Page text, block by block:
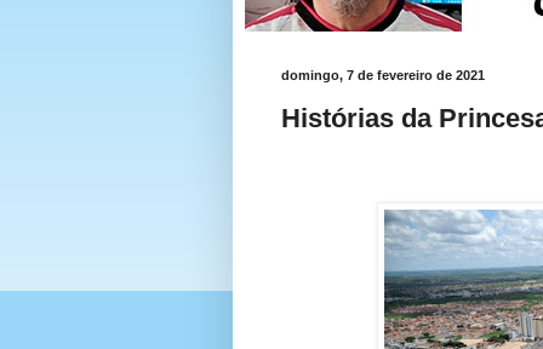
domingo, 7 de fevereiro de 2021
Histórias da